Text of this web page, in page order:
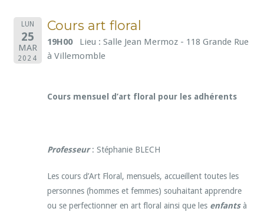
LUN
25
MAR
2024
Cours art floral
19H00
Lieu : Salle Jean Mermoz - 118 Grande Rue
à Villemomble
Cours mensuel d’art floral pour les adhérents
Professeur: Stéphanie BLECH
Les cours d’Art Floral, mensuels, accueillent toutes les
personnes (hommes et femmes) souhaitant apprendre
ou se perfectionner en art floral ainsi que les enfantsà